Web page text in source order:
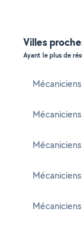
Villes
Ayant le plus de